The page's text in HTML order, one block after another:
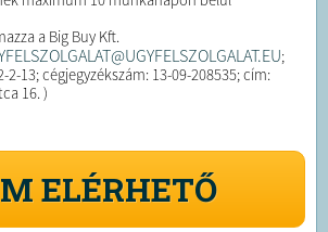
a Big Buy Kft.
;
2-13; cégjegyzékszám: 13-09-208535; cím:
16. )
ELÉRHETŐ